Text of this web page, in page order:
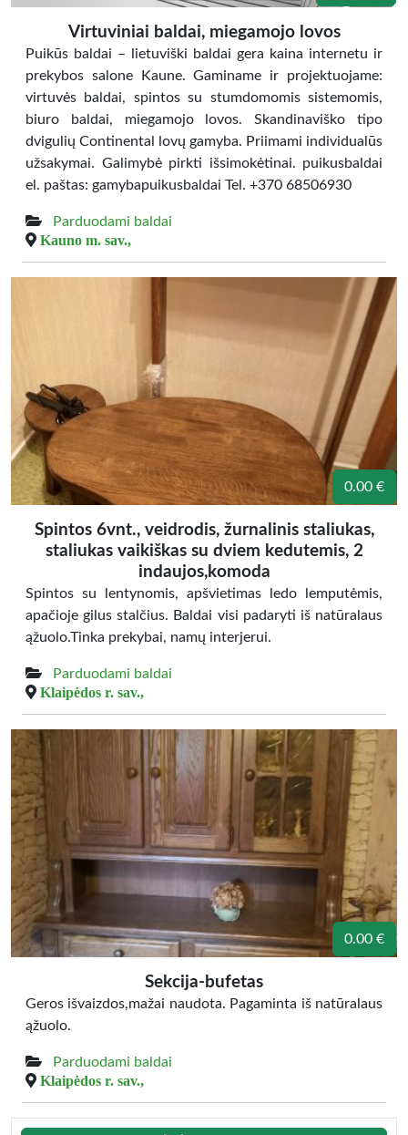
Virtuviniai baldai, miegamojo lovos
Puikūs baldai – lietuviški baldai gera kaina internetu ir
prekybos salone Kaune. Gaminame ir projektuojame:
virtuvės baldai, spintos su stumdomomis sistemomis,
biuro baldai, miegamojo lovos. Skandinaviško tipo
dvigulių Continental lovų gamyba. Priimami individualūs
užsakymai. Galimybė pirkti išsimokėtinai. puikusbaldai
el. paštas: gamybapuikusbaldai Tel. +370 68506930
Parduodami baldai
Kauno m. sav.,
0.00 €
Spintos 6vnt., veidrodis, žurnalinis staliukas,
staliukas vaikiškas su dviem kedutemis, 2
indaujos,komoda
Spintos su lentynomis, apšvietimas ledo lemputėmis,
apačioje gilus stalčius. Baldai visi padaryti iš natūralaus
ąžuolo.Tinka prekybai, namų interjerui.
Parduodami baldai
Klaipėdos r. sav.,
0.00 €
Sekcija-bufetas
Geros išvaizdos,mažai naudota. Pagaminta iš natūralaus
ąžuolo.
Parduodami baldai
Klaipėdos r. sav.,